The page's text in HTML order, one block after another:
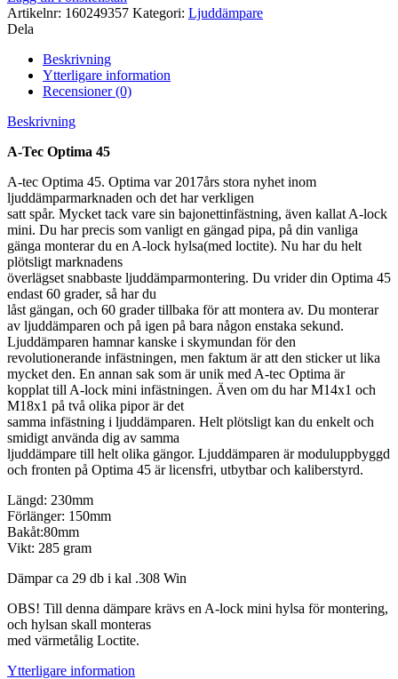
Artikelnr: 160249357 Kategori: Ljuddämpare
Dela
Beskrivning
Ytterligare information
Recensioner (0)
Beskrivning
A-Tec Optima 45
A-tec Optima 45. Optima var 2017års stora nyhet inom
ljuddämparmarknaden och det har verkligen
satt spår. Mycket tack vare sin bajonettinfästning, även kallat A-lock
mini. Du har precis som vanligt en gängad pipa, på din vanliga
gänga monterar du en A-lock hylsa(med loctite). Nu har du helt
plötsligt marknadens
överlägset snabbaste ljuddämparmontering. Du vrider din Optima 45
endast 60 grader, så har du
låst gängan, och 60 grader tillbaka för att montera av. Du monterar
av ljuddämparen och på igen på bara någon enstaka sekund.
Ljuddämparen hamnar kanske i skymundan för den
revolutionerande infästningen, men faktum är att den sticker ut lika
mycket den. En annan sak som är unik med A-tec Optima är
kopplat till A-lock mini infästningen. Även om du har M14x1 och
M18x1 på två olika pipor är det
samma infästning i ljuddämparen. Helt plötsligt kan du enkelt och
smidigt använda dig av samma
ljuddämpare till helt olika gängor. Ljuddämparen är moduluppbyggd
och fronten på Optima 45 är licensfri, utbytbar och kaliberstyrd.
Längd: 230mm
Förlänger: 150mm
Bakåt:80mm
Vikt: 285 gram
Dämpar ca 29 db i kal .308 Win
OBS! Till denna dämpare krävs en A-lock mini hylsa för montering,
och hylsan skall monteras
med värmetålig Loctite.
Ytterligare information